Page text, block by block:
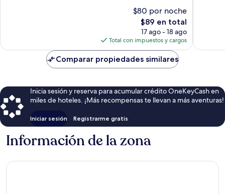
$80 por noche
El
precio
actual
es
de
$89
$89 en total
17 ago - 18 ago
Total con impuestos y cargos
Comparar propiedades similares
Inicia sesión y reserva para acumular crédito OneKeyCash en
miles de hoteles. ¡Más recompensas te llevan a más aventuras!
Iniciar sesión Registrarme gratis
Información de la zona